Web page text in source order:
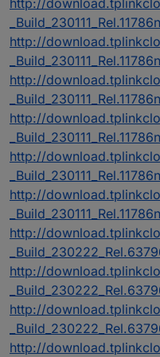
http://
http://
http://
http://
http://
http://
http://
http://
http://
http://